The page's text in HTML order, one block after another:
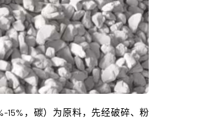
15%，碳）为原料，先经破碎、粉